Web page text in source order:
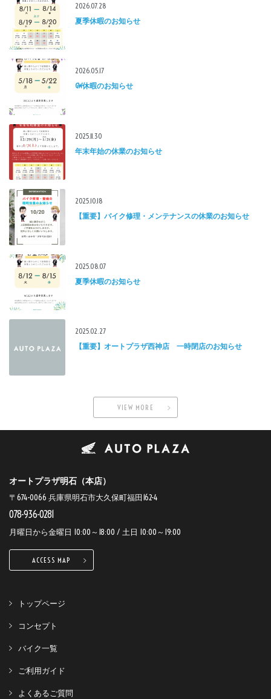
2026.07.28
夏季休暇のお知らせ
2026.05.17
GW休暇のお知らせ
2025.11.30
年末年始の休業のお知らせ
2025.10.18
【重要】バイク修理・メンテナンスの休業のお知らせ
2025.08.07
夏季休暇のお知らせ
2025.02.27
【重要】オートプラザ西神店 一時閉店のお知らせ
VIEW MORE
オートプラザ明石（本店）
〒674-0066 兵庫県明石市大久保町福田162-4
078-936-0281
月曜日から金曜日 10:00～18:00 / 土日 10:00～19:00
ACCESS MAP
トップページ
コンセプト
バイク一覧
ご利用ガイド
よくあるご質問